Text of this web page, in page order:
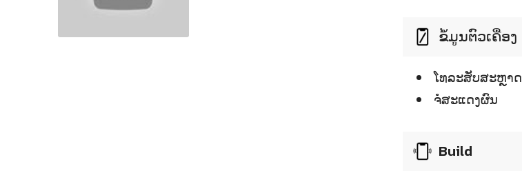
ຂໍ້ມູນຕົວເຄື່ອງ
ໂທລະສັບສະຫຼາດ
ຈໍໍສະແດງຜົນ
Build